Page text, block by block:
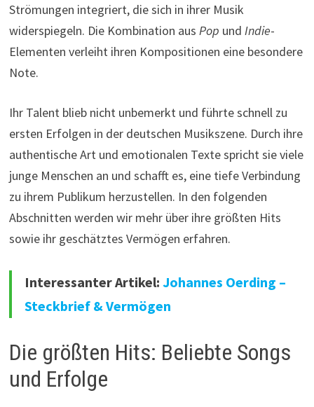
Strömungen integriert, die sich in ihrer Musik
widerspiegeln. Die Kombination aus Pop und Indie-
Elementen verleiht ihren Kompositionen eine besondere
Note.
Ihr Talent blieb nicht unbemerkt und führte schnell zu
ersten Erfolgen in der deutschen Musikszene. Durch ihre
authentische Art und emotionalen Texte spricht sie viele
junge Menschen an und schafft es, eine tiefe Verbindung
zu ihrem Publikum herzustellen. In den folgenden
Abschnitten werden wir mehr über ihre größten Hits
sowie ihr geschätztes Vermögen erfahren.
Interessanter Artikel: Johannes Oerding –
Steckbrief & Vermögen
Die größten Hits: Beliebte Songs
und Erfolge